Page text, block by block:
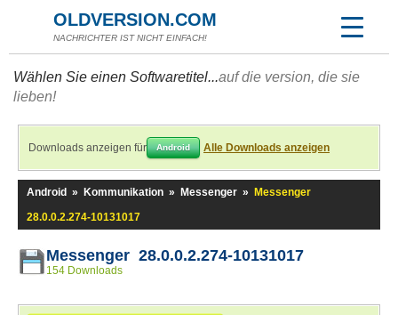
OLDVERSION.COM
NACHRICHTER IST NICHT EINFACH!
Wählen Sie einen Softwaretitel...auf die version, die sie
lieben!
Downloads anzeigen für Android Alle Downloads anzeigen
Android » Kommunikation » Messenger »
Messenger
28.0.0.2.274-10131017
Messenger 28.0.0.2.274-10131017
154 Downloads